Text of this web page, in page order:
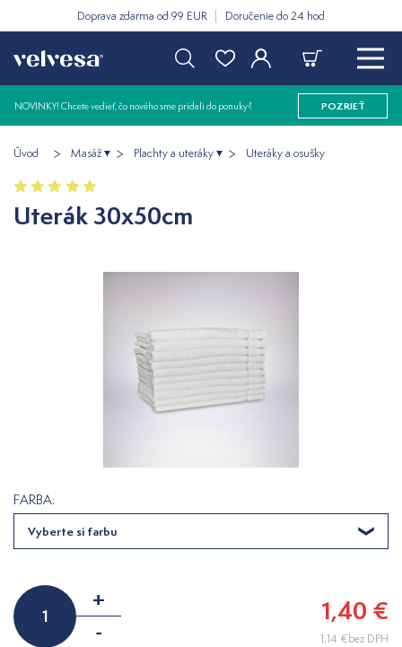
Doprava zdarma od 99 EUR Doručenie do 24 hod
NOVINKY! Chcete vedieť, čo nového sme pridali do ponuky? POZRIEŤ
Úvod Masáž Plachty a uteráky Uteráky a osušky
Uterák 30x50cm
FARBA:
Vyberte si farbu
+
-
1,40 €
1,14 €bez DPH